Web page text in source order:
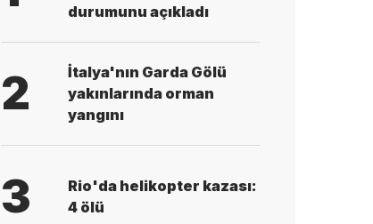
durumunu açıkladı
2
İtalya'nın Garda Gölü
yakınlarında orman
yangını
3
Rio'da helikopter kazası:
4 ölü